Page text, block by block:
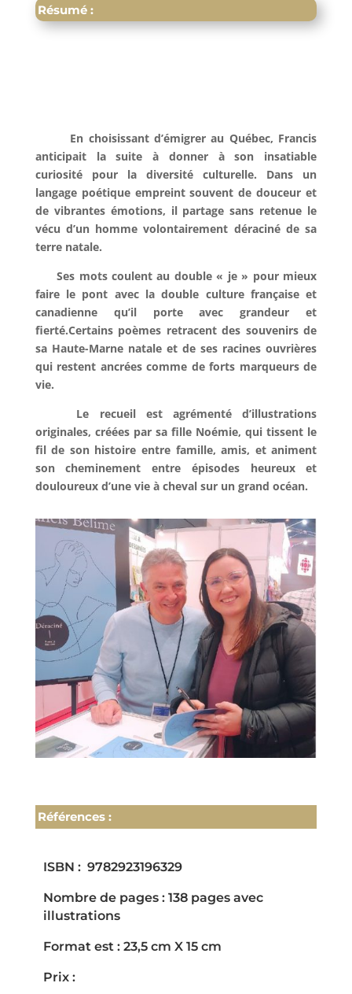
Résumé :
En choisissant d’émigrer au Québec, Francis
anticipait la suite à donner à son insatiable
curiosité pour la diversité culturelle. Dans un
langage poétique empreint souvent de douceur et
de vibrantes émotions, il partage sans retenue le
vécu d’un homme volontairement déraciné de sa
terre natale.
Ses mots coulent au double « je » pour mieux
faire le pont avec la double culture française et
canadienne qu’il porte avec grandeur et
fierté.Certains poèmes retracent des souvenirs de
sa Haute-Marne natale et de ses racines ouvrières
qui restent ancrées comme de forts marqueurs de
vie.
Le recueil est agrémenté d’illustrations
originales, créées par sa fille Noémie, qui tissent le
fil de son histoire entre famille, amis, et animent
son cheminement entre épisodes heureux et
douloureux d’une vie à cheval sur un grand océan.
Références :
ISBN : 9782923196329
Nombre de pages : 138 pages avec
illustrations
Format est : 23,5 cm X 15 cm
Prix :